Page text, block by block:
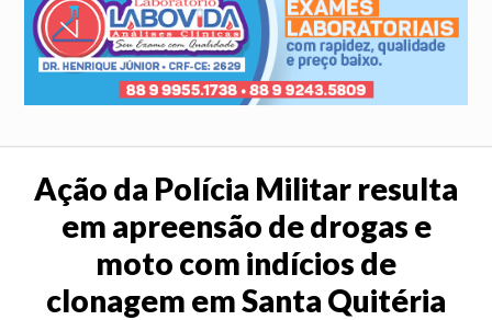
Ação da Polícia Militar resulta
em apreensão de drogas e
moto com indícios de
clonagem em Santa Quitéria